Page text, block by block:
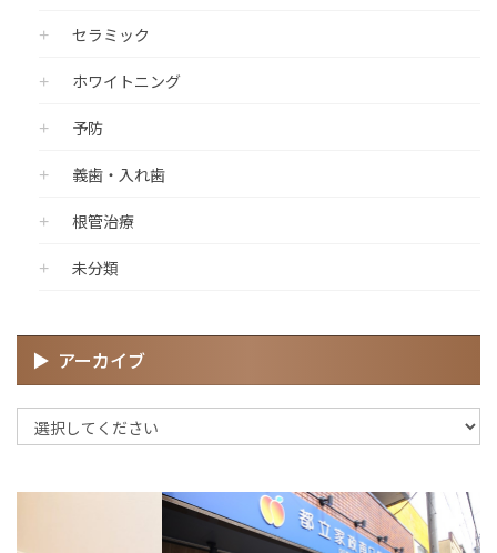
セラミック
ホワイトニング
予防
義歯・入れ歯
根管治療
未分類
アーカイブ